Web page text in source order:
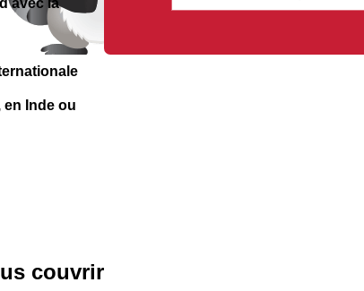
en Inde ou
couvrir